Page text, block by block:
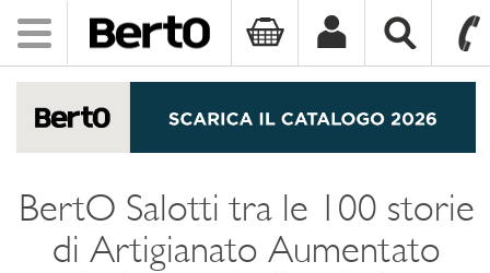
Toggle
navigation
BertO Salotti tra le 100 storie
di Artigianato Aumentato